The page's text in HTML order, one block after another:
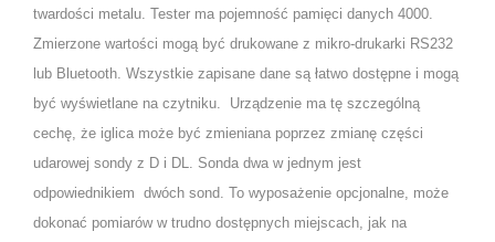
twardości metalu. Tester ma pojemność pamięci danych 4000.
Zmierzone wartości mogą być drukowane z mikro-drukarki RS232
lub Bluetooth. Wszystkie zapisane dane są łatwo dostępne i mogą
być wyświetlane na czytniku. Urządzenie ma tę szczególną
cechę, że iglica może być zmieniana poprzez zmianę części
udarowej sondy z D i DL. Sonda dwa w jednym jest
odpowiednikiem dwóch sond. To wyposażenie opcjonalne, może
dokonać pomiarów w trudno dostępnych miejscach, jak na